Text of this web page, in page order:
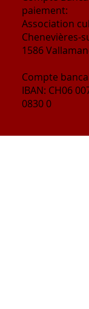
paiement:
Association
Chenevières-
1586
Compte
IBAN: CH06
0830 0